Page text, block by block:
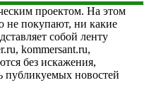
проектом. На этом
не покупают, ни какие
собой ленту
kommersant.ru,
без искажения,
публикуемых новостей